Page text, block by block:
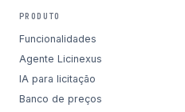
PRODUTO
Funcionalidades
Agente Licinexus
IA para licitação
Banco de preços